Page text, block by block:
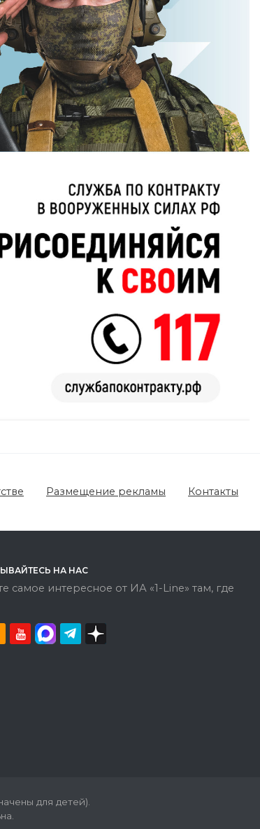
Размещение рекламы Контакты
НА НАС
самое интересное от ИА «1-Line» там, где
для детей).